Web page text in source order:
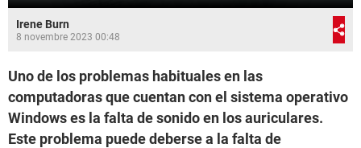
Irene Burn
8 novembre 2023 00:48
Uno de los problemas habituales en las
computadoras que cuentan con el sistema operativo
Windows es la falta de sonido en los auriculares.
Este problema puede deberse a la falta de